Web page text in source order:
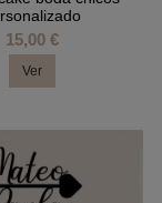
15,00 €
Ver